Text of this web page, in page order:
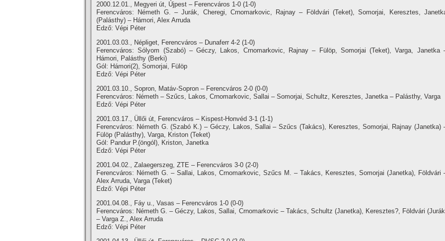
2000.12.01., Megyeri út, Újpest – Ferencváros 1-0 (1-0)
Ferencváros: Németh G. – Jurák, Cheregi, Crnomarkovic, Rajnay – Földvári (Teket), Somorjai, Keresztes,
(Palásthy) – Hámori, Alex Arruda
Edző: Vépi Péter
2001.03.03., Népliget, Ferencváros – Dunaferr 4-2 (1-0)
Ferencváros: Sólyom (Szabó) – Géczy, Lakos, Crnomarkovic, Rajnay – Fülöp, Somorjai (Teket), Varga, Janetka
Hámori, Palásthy (Berki)
Gól: Hámori(2), Somorjai, Fülöp
Edző: Vépi Péter
2001.03.10., Sopron, Matáv-Sopron – Ferencváros 2-0 (0-0)
Ferencváros: Németh – Szűcs, Lakos, Crnomarkovic, Sallai – Somorjai, Schultz, Keresztes, Janetka – Palásthy, Varga
Edző: Vépi Péter
2001.03.17., Üllői út, Ferencváros – Kispest-Honvéd 3-1 (1-1)
Ferencváros: Németh G. (Szabó K.) – Géczy, Lakos, Sallai – Szűcs (Takács), Keresztes, Somorjai, Rajnay (Janetka)
Fülöp (Palásthy), Varga, Kriston (Teket)
Gól: Pandur P.(öngól), Kriston, Janetka
Edző: Vépi Péter
2001.04.02., Zalaegerszeg, ZTE – Ferencváros 3-0 (2-0)
Ferencváros: Németh G. – Sallai, Lakos, Crnomarkovic, Szűcs M. – Takács, Keresztes, Somorjai (Janetka), Földvári
Alex Arruda, Varga (Teket)
Edző: Vépi Péter
2001.04.08., Fáy u., Vasas – Ferencváros 1-0 (0-0)
Ferencváros: Németh G. – Géczy, Lakos, Sallai, Crnomarkovic – Takács, Schultz (Janetka), Keresztes?, Földvári
– Varga Z., Alex Arruda
Edző: Vépi Péter